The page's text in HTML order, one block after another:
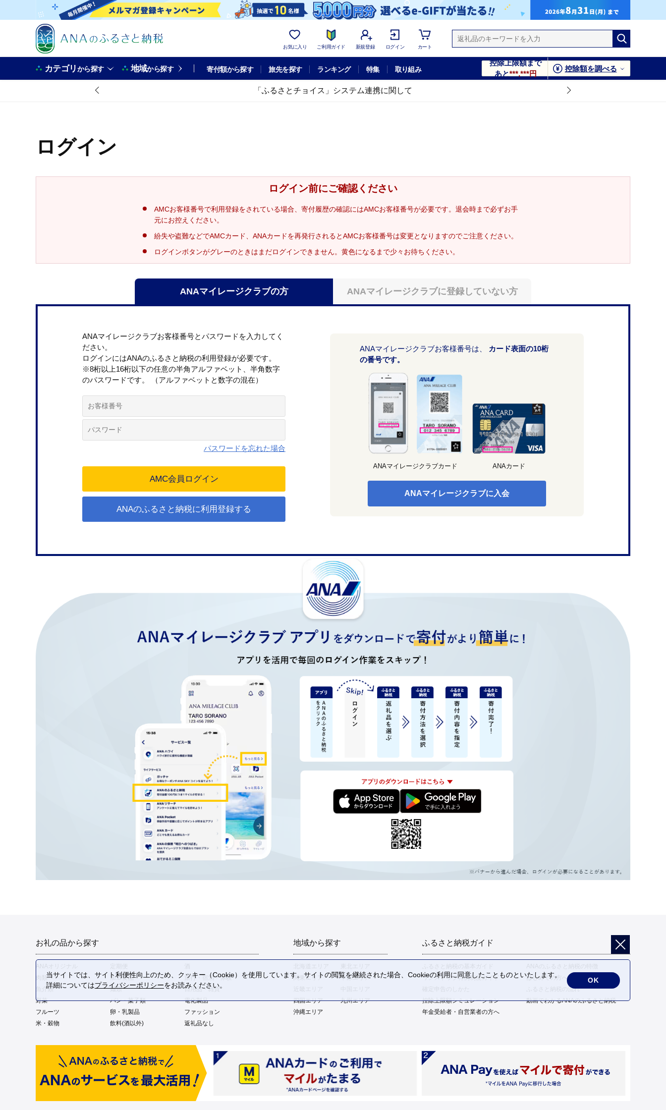
お気に入り ご利用ガイド 新規登録 ログイン カート
カテゴリから探す 地域から探す 寄付額から探す 旅先を探す ランキング 特集 取り組み
控除上限額まで
あと***,***円
控除額を調べる
「ふるさとチョイス」システム連携に関して
ログイン
ログイン前にご確認ください
AMCお客様番号で利用登録をされている場合、寄付履歴の確認にはAMCお客様番号が必要です。退会時まで必ずお手
元にお控えください。
紛失や盗難などでAMCカード、ANAカードを再発行されるとAMCお客様番号は変更となりますのでご注意ください。
ログインボタンがグレーのときはまだログインできません。黄色になるまで少々お待ちください。
ANAマイレージクラブの方 ANAマイレージクラブに登録していない方
ANAマイレージクラブお客様番号とパスワードを入力してく
ださい。
ログインにはANAのふるさと納税の利用登録が必要です。
※8桁以上16桁以下の任意の半角アルファベット、半角数字
のパスワードです。 （アルファベットと数字の混在）
パスワードを忘れた場合
ANAのふるさと納税に利用登録する
ANAマイレージクラブお客様番号は、
カード表面の10桁
の番号です。
ANAマイレージクラブカード ANAカード
ANAマイレージクラブに入会
お礼の品から探す
肉類
加工食品
旅行・宿泊・体験
魚介類
麺類
日用品・雑貨
野菜
パン・菓子類
電化製品
フルーツ
卵・乳製品
ファッション
米・穀物
飲料(酒以外) 返礼品なし
地域から探す
関東エリア
中部エリア
四国エリア
九州エリア
沖縄エリア
ふるさと納税ガイド
ふるさと納税の基本ガイド
ANAのふるさと納税の特徴
ワンストップ特例制度ガイド
はじめての方へ
ふるさと納税の流れ
控除上限額シミュレーション
動画でわかるANAのふるさと納税
年金受給者・自営業者の方へ
当サイトでは、サイト利便性向上のため、クッキー（Cookie）を使用しています。サイトの閲覧を継続された場合、Cookieの利用に同意したことものといたします。
詳細についてはプライバシーポリシーをお読みください。
OK